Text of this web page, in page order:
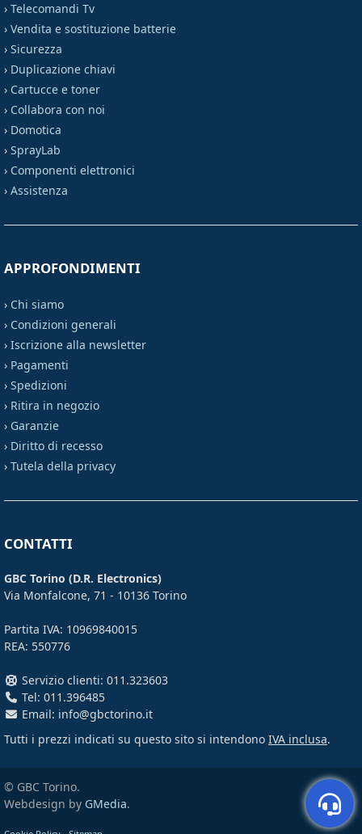
› Telecomandi Tv
› Vendita e sostituzione batterie
› Sicurezza
› Duplicazione chiavi
› Cartucce e toner
› Collabora con noi
› Domotica
› SprayLab
› Componenti elettronici
› Assistenza
APPROFONDIMENTI
› Chi siamo
› Condizioni generali
› Iscrizione alla newsletter
› Pagamenti
› Spedizioni
› Ritira in negozio
› Garanzie
› Diritto di recesso
› Tutela della privacy
CONTATTI
GBC Torino (D.R. Electronics)
Via Monfalcone, 71 - 10136 Torino
Partita IVA: 10969840015
REA: 550776
Servizio clienti: 011.323603
Tel: 011.396485
Email: info@gbctorino.it
Tutti i prezzi indicati su questo sito si intendono IVA inclusa.
© GBC Torino.
Webdesign by GMedia.